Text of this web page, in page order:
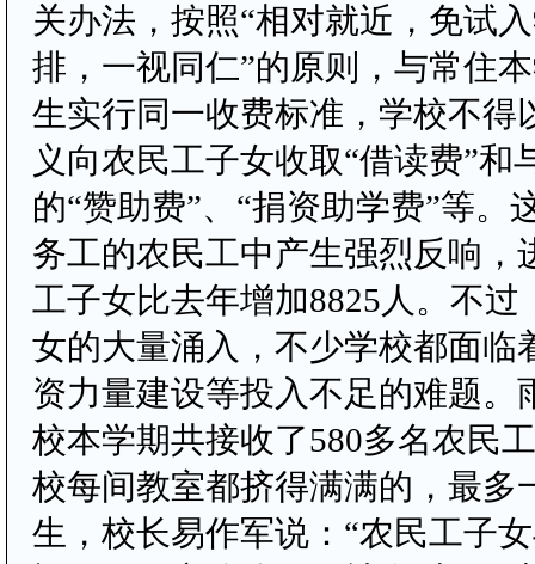
关办法，按照“相对就近，免试
排，一视同仁”的原则，与常住
生实行同一收费标准，学校不得
义向农民工子女收取“借读费”和
的“赞助费”、“捐资助学费”等。
务工的农民工中产生强烈反响，
工子女比去年增加8825人。不过
女的大量涌入，不少学校都面临
资力量建设等投入不足的难题。
校本学期共接收了580多名农民
校每间教室都挤得满满的，最多
生，校长易作军说：“农民工子